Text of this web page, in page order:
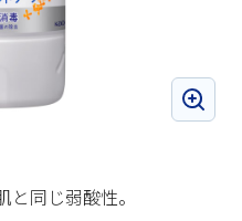
と同じ弱酸性。